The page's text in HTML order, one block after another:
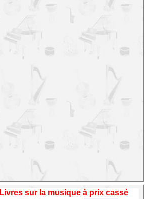
Livres sur la musique à prix cassé